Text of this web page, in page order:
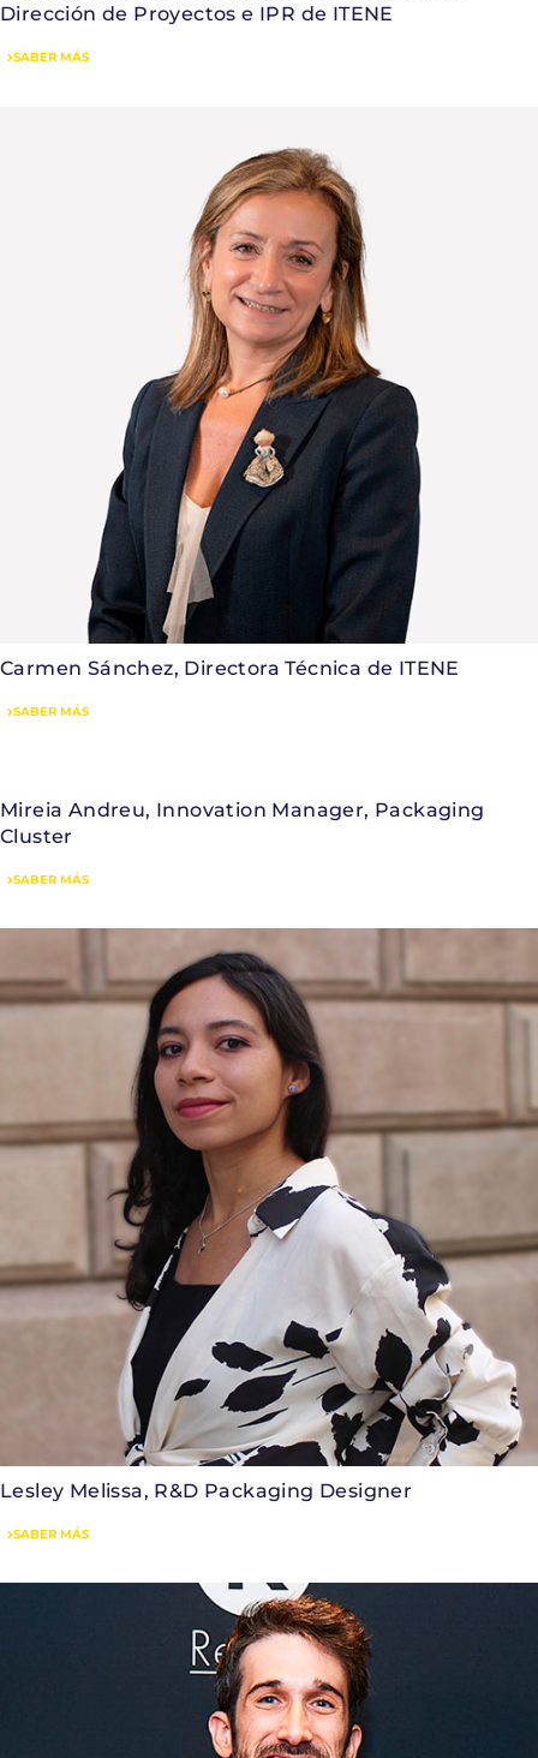
Dirección de Proyectos e IPR de ITENE
SABER MÁS
Carmen Sánchez, Directora Técnica de ITENE
SABER MÁS
Mireia Andreu, Innovation Manager, Packaging
Cluster
SABER MÁS
Lesley Melissa, R&D Packaging Designer
SABER MÁS